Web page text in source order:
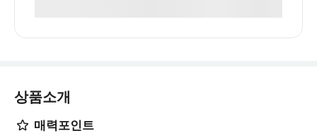
상품소개
매력포인트